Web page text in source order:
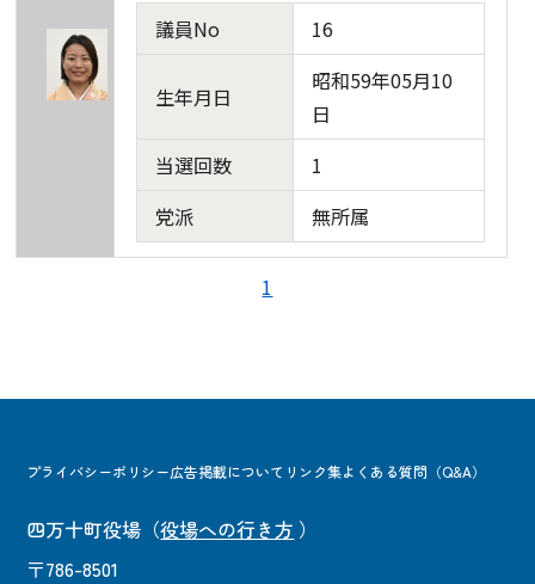
議員No 16
生年月日
昭和59年05月10
日
当選回数
1
党派
無所属
1
プライバシーポリシー広告掲載について リンク集よくある質問（Q&A）
四万十町役場 （役場への行き方 ）
〒786-8501